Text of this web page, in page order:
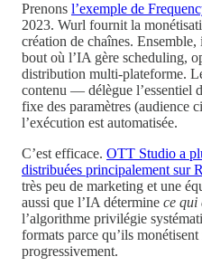
Prenons l’exemple de
2023. Wurl fournit la
création de chaînes.
bout où l’IA gère scheduling,
distribution multi-plateforme.
contenu — délègue l’essentiel
fixe des paramètres (audience
l’exécution est automatisée.
C’est efficace. OTT Studio a
distribuées principalement sur
très peu de marketing et une
aussi que l’IA détermine ce qui
l’algorithme privilégie
formats parce qu’ils
progressivement.